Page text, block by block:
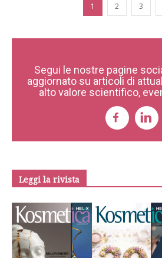
1 2 3
Segui le nostre pagine
aggiornato su articoli di
alto valore scientifico,
Leggi la rivista